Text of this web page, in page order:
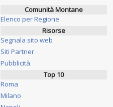
Comunità Montane
Elenco per Regione
Risorse
Segnala sito web
Siti Partner
Pubblicità
Top 10
Roma
Milano